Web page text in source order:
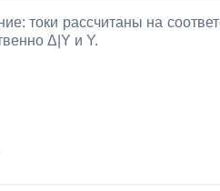
токи рассчитаны на
Δ|Y и Y.